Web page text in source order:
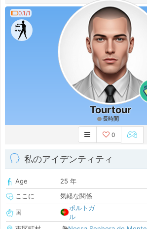
0.1/1
Tourtour
長時間
0
私のアイデンティティ
Age
25 年
ここに
気軽な関係
国
ポルトガ
ル